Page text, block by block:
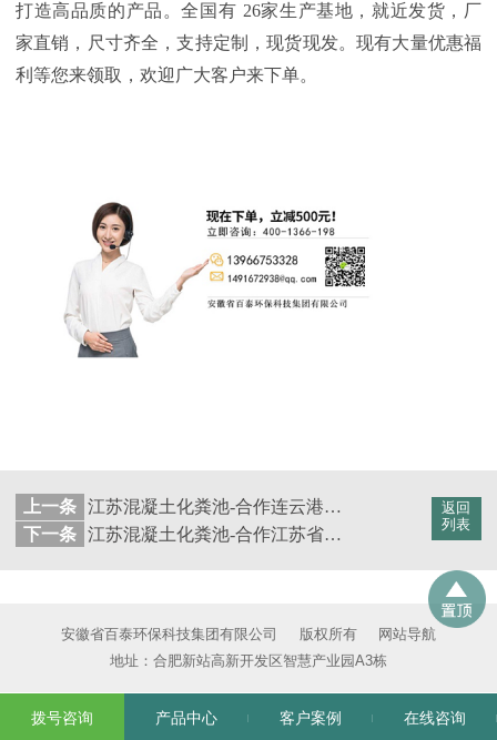
打造高品质的产品。全国有 26家生产基地，就近发货，厂
家直销，尺寸齐全，支持定制，现货现发。现有大量优惠福
利等您来领取，欢迎广大客户来下单。
返回
列表
上一条
江苏混凝土化粪池-合作连云港新海湾码头有限公司【百泰集团】
下一条
江苏混凝土化粪池-合作江苏省南京市101工厂【百泰集团】
安徽省百泰环保科技集团有限公司 版权所有
网站导航
地址：合肥新站高新开发区智慧产业园A3栋
拨号咨询 产品中心 客户案例 在线咨询